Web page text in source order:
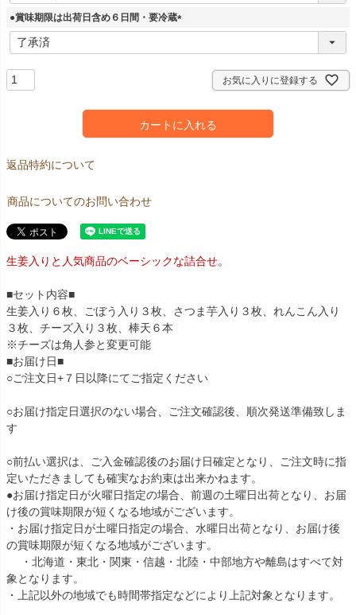
須
●賞味期限は出荷日含め６日間・要冷蔵
(
お気に入りに登録する
カートに入れる
返品特約について
商品についてのお問い合わせ
生姜入りと人気商品のベーシックな詰合せ。
■セット内容■
生姜入り６枚、ごぼう入り３枚、さつま芋入り３枚、れんこん入り
３枚、チーズ入り３枚、棒天６本
※チーズは角人参と変更可能
■お届け日■
○ご注文日+７日以降にてご指定ください
○お届け指定日選択のない場合、ご注文確認後、順次発送準備致しま
す
○前払い選択は、ご入金確認後のお届け日確定となり、ご注文時に指
定いただきましても確実なお約束は出来かねます。
●お届け指定日が火曜日指定の場合、前週の土曜日出荷となり、お届
け後の賞味期限が短くなる地域がございます。
・お届け指定日が土曜日指定の場合、水曜日出荷となり、お届け後
の賞味期限が短くなる地域がございます。
・北海道・東北・関東・信越・北陸・中部地方や離島はすべて対
象となります。
・上記以外の地域でも時間帯指定などにより上記対象となります。